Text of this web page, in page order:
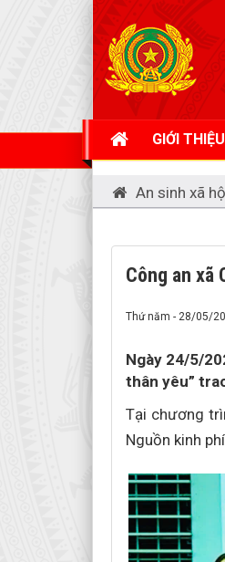
GIỚI THIỆU
An sinh xã
Công an xã
Thứ năm - 28/05/
Ngày 24/5/
thân yêu”
Tại chương
Nguồn kinh